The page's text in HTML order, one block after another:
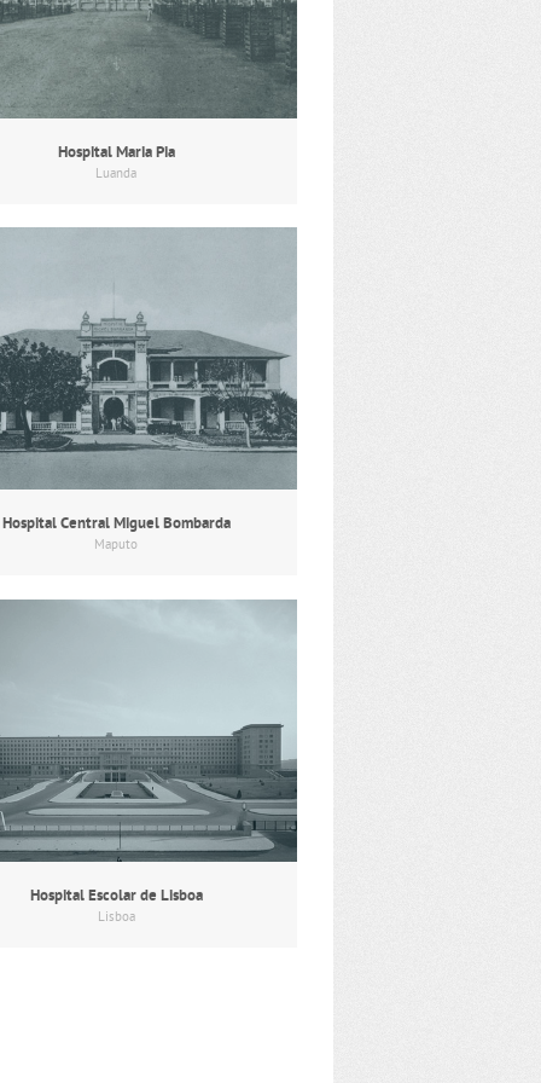
Hospital Maria Pia
Luanda
Hospital Central Miguel Bombarda
Maputo
Hospital Escolar de Lisboa
Lisboa